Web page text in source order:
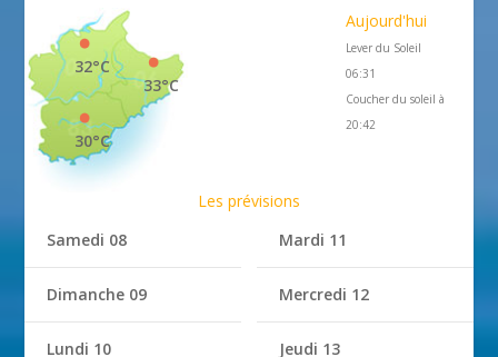
33°C
32°C
30°C
Aujourd'hui
Lever du Soleil
06:31
Coucher du soleil à
20:42
Les prévisions
Samedi 08
Dimanche 09
Lundi 10
Mardi 11
Mercredi 12
Jeudi 13